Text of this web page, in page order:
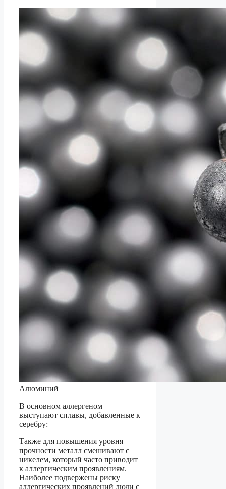
Алюминий
В основном аллергеном
выступают сплавы, добавленные к
серебру:
Также для повышения уровня
прочности металл смешивают с
никелем, который часто приводит
к аллергическим проявлениям.
Наиболее подвержены риску
аллергических проявлений люди с